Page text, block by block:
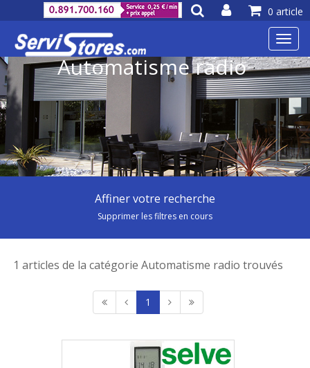
0 article
Automatisme radio
Affiner votre recherche
Supprimer les filtres en cours
1 articles de la catégorie Automatisme radio trouvés
1